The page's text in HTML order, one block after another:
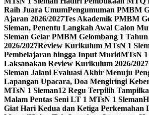
Raih Juara UmumPengumuman PMBM
Ajaran 2026/2027Tes Akademik PMBM
Sleman, Penentu Langkah Awal Calon
Sleman Gelar PMBM Gelombang 1
2026/2027Review Kurikulum MTsN 1
Pembelajaran hingga Input MuridMTsN 1
Laksanakan Review Kurikulum 2026/2027
Sleman Jalani Evaluasi Akhir Menuju
Lapangan Upacara, Doa Mengiringi
MTsN 1 Sleman12 Regu Terpilih
Malam Pentas Seni LT 1 MTsN 1 Sleman
Giat Hari Kedua dan Ketiga Perkemahan